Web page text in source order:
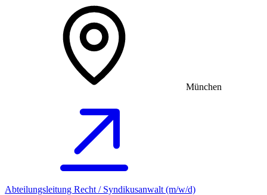
München
Abteilungsleitung Recht / Syndikusanwalt (m/w/d)